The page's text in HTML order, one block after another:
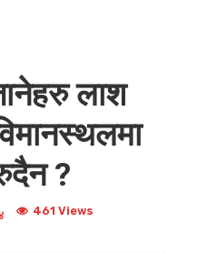
लाश
?
461 Views